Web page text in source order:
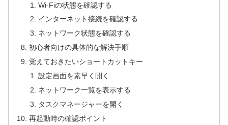
Wi-Fiの状態を確認する
インターネット接続を確認する
ネットワーク状態を確認する
初心者向けの具体的な解決手順
覚えておきたいショートカットキー
設定画面を素早く開く
ネットワーク一覧を表示する
タスクマネージャーを開く
再起動時の確認ポイント